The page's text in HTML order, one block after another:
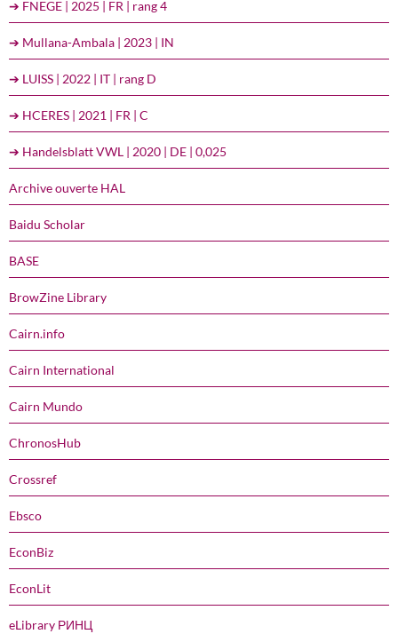
➔ FNEGE | 2025 | FR | rang 4
➔ Mullana-Ambala | 2023 | IN
➔ LUISS | 2022 | IT | rang D
➔ HCERES | 2021 | FR | C
➔ Handelsblatt VWL | 2020 | DE | 0,025
Archive ouverte HAL
Baidu Scholar
BASE
BrowZine Library
Cairn.info
Cairn International
Cairn Mundo
ChronosHub
Crossref
Ebsco
EconBiz
EconLit
eLibrary РИНЦ